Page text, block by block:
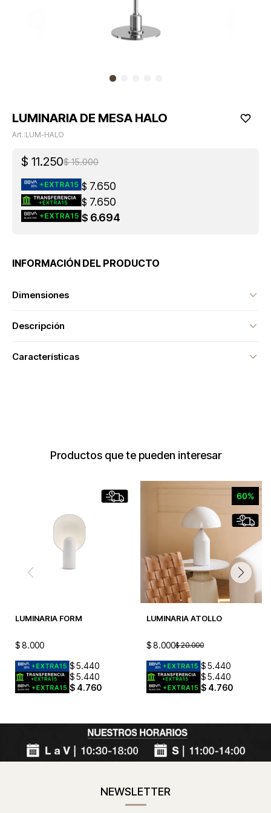
LUMINARIA DE MESA HALO
LUM-HALO
$ 11.250$ 15.000
$ 7.650
$ 7.650
$ 6.694
INFORMACIÓN DEL PRODUCTO
Dimensiones
Descripción
Características
Productos que te pueden interesar
LUMINARIA FORM
$8.000
$5.440
$5.440
$ 4.760
LUMINARIA ATOLLO
$ 8.000$ 20.000
$ 5.440
$ 5.440
$ 4.760
NEWSLETTER